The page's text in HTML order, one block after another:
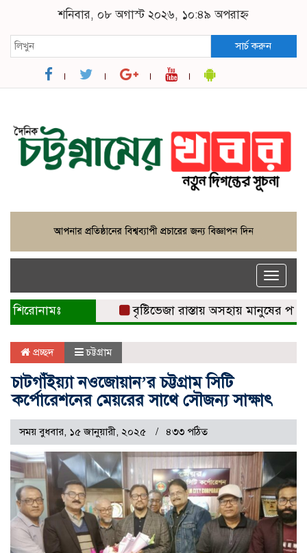
শনিবার, ০৮ অগাস্ট ২০২৬, ১০:৪৯ অপরাহ্ন
সার্চ করুন
Toggle
শিরোনামঃ বৃষ্টিভেজা রাস্তায় অসহায় মানুষের পাশে
প্রচ্ছদ চট্টগ্রাম
চাটগাঁইয়্যা নওজোয়ান’র চট্টগ্রাম সিটি
কর্পোরেশনের মেয়রের সাথে সৌজন্য সাক্ষাৎ
সময় বুধবার, ১৫ জানুয়ারী, ২০২৫ ৪৩৩ পঠিত